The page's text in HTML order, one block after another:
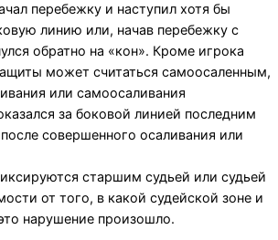
перебежку и наступил хотя бы
линию или, начав перебежку с
обратно на «кон». Кроме игрока
может считаться самоосаленным,
или самоосаливания
за боковой линией последним
совершенного осаливания или
старшим судьей или судьей
от того, в какой судейской зоне и
нарушение произошло.